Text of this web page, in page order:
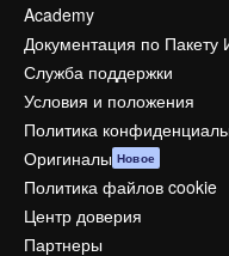
Academy
Документация по Пакету
Служба поддержки
Условия и положения
Политика
Оригиналы Новое
Политика файлов cookie
Центр доверия
Партнеры